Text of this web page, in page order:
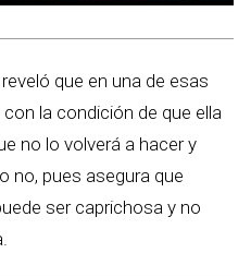
que en una de esas
la condición de que ella
no lo volverá a hacer y
no, pues asegura que
ser caprichosa y no